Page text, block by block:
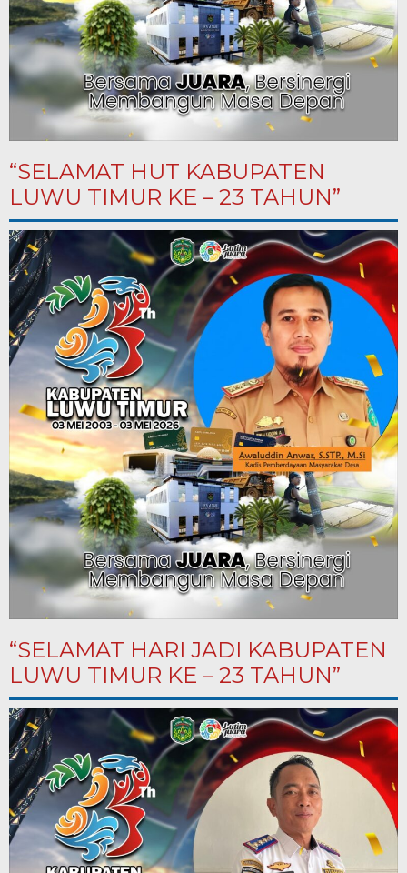
“SELAMAT HUT KABUPATEN
LUWU TIMUR KE – 23 TAHUN”
“SELAMAT HARI JADI KABUPATEN
LUWU TIMUR KE – 23 TAHUN”